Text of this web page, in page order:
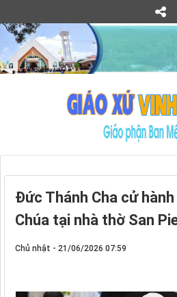
Đức Thánh Cha cử
Chúa tại nhà thờ San
Chủ nhật - 21/06/2026 07:59